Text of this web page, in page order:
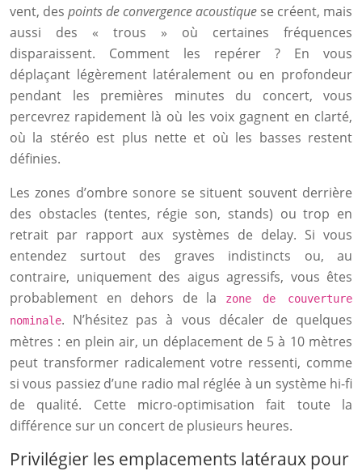
vent, des points de convergence acoustique se créent, mais
aussi des « trous » où certaines fréquences
disparaissent. Comment les repérer ? En vous
déplaçant légèrement latéralement ou en profondeur
pendant les premières minutes du concert, vous
percevrez rapidement là où les voix gagnent en clarté,
où la stéréo est plus nette et où les basses restent
définies.
Les zones d’ombre sonore se situent souvent derrière
des obstacles (tentes, régie son, stands) ou trop en
retrait par rapport aux systèmes de delay. Si vous
entendez surtout des graves indistincts ou, au
contraire, uniquement des aigus agressifs, vous êtes
probablement en dehors de la
zone de couverture
nominale. N’hésitez pas à vous décaler de quelques
mètres : en plein air, un déplacement de 5 à 10 mètres
peut transformer radicalement votre ressenti, comme
si vous passiez d’une radio mal réglée à un système hi-fi
de qualité. Cette micro-optimisation fait toute la
différence sur un concert de plusieurs heures.
Privilégier les emplacements latéraux pour